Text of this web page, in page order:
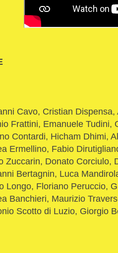
Cavo, Cristian Dispensa,
Frattini, Emanuele Tudini,
Contardi, Hicham Dhimi,
Ermellino, Fabio
Zuccarin, Donato Corciulo,
Bertagnin, Luca
Longo, Floriano Peruccio,
Banchieri, Maurizio
Scotto di Luzio, Giorgio